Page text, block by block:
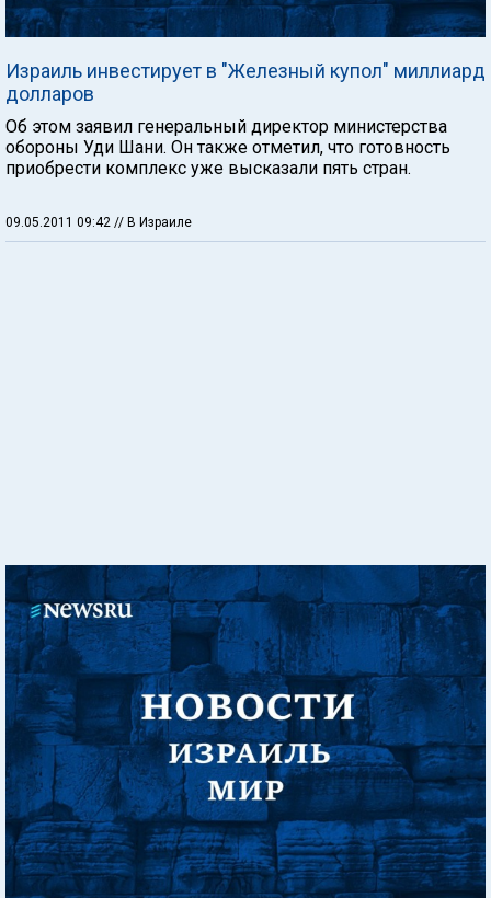
Израиль инвестирует в "Железный купол" миллиард
долларов
Об этом заявил генеральный директор министерства
обороны Уди Шани. Он также отметил, что готовность
приобрести комплекс уже высказали пять стран.
09.05.2011 09:42 // В Израиле